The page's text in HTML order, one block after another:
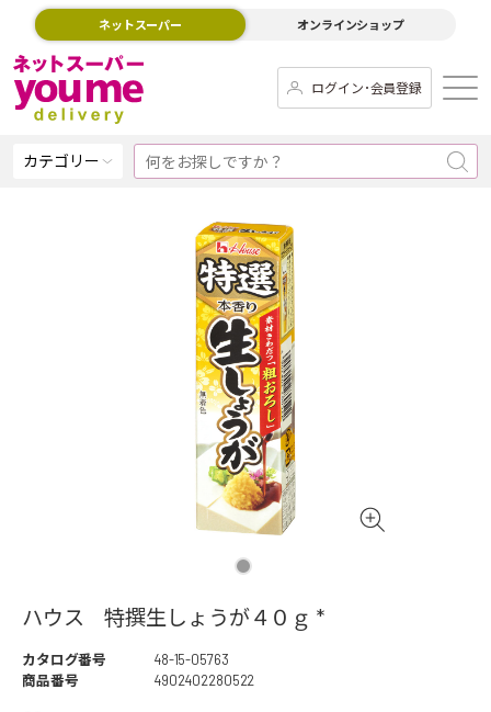
ネットスーパー オンラインショップ
ログイン･会員登録
カテゴリー
ハウス 特撰生しょうが４０ｇ *
カタログ番号
48-15-05763
商品番号
4902402280522